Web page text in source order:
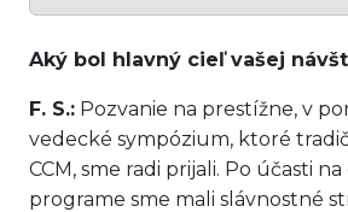
Aký bol hlavný cieľ vašej
F. S.: Pozvanie na prestížne, v
vedecké sympózium, ktoré
CCM, sme radi prijali. Po účasti
programe sme mali slávnostné